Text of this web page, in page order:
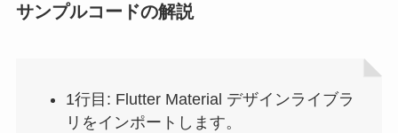
サンプルコードの解説
1行目: Flutter Material デザインライブラ
リをインポートします。